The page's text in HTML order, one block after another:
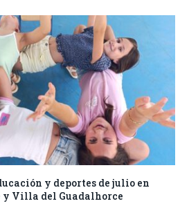
y deportes de julio en
Villa del Guadalhorce